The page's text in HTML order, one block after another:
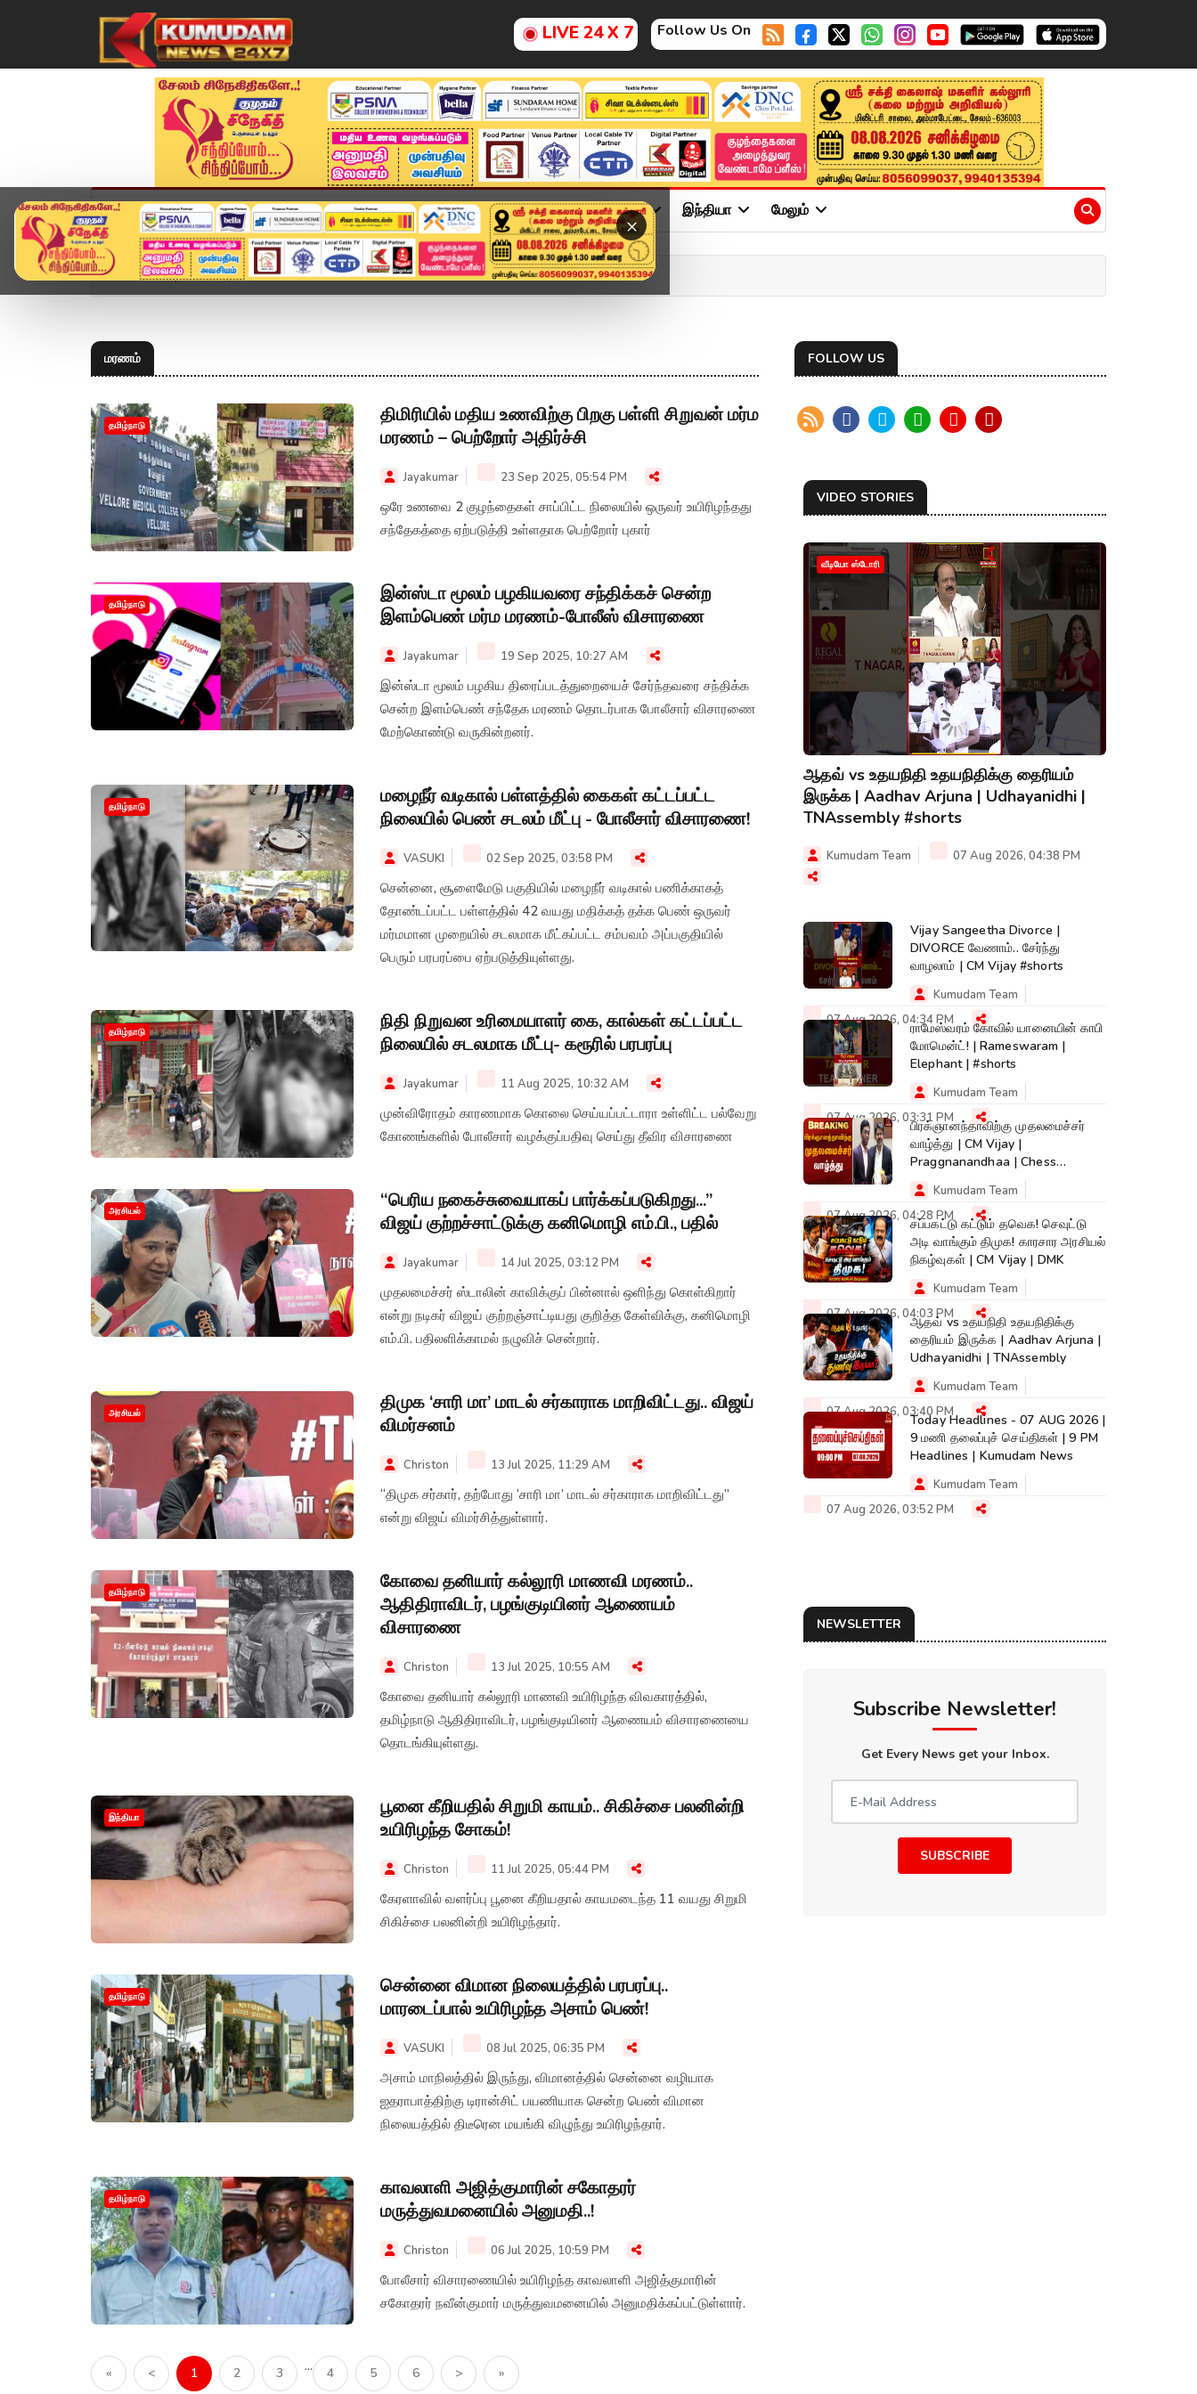
LIVE 24 X 7 Follow Us On
×
முகப்பு விளையாட்டு அண்மை தமிழ்நாடு சினிமா அரசியல் விளையாட்டு இந்தியா மேலும்
Home Topics மரணம்
மரணம்
தமிழ்நாடு
திமிரியில் மதிய உணவிற்கு பிறகு பள்ளி சிறுவன் மர்ம
மரணம் – பெற்றோர் அதிர்ச்சி
Jayakumar 23 Sep 2025, 05:54 PM
ஒரே உணவை 2 குழந்தைகள் சாப்பிட்ட நிலையில் ஒருவர் உயிரிழந்தது
சந்தேகத்தை ஏற்படுத்தி உள்ளதாக பெற்றோர் புகார்
தமிழ்நாடு
இன்ஸ்டா மூலம் பழகியவரை சந்திக்கச் சென்ற
இளம்பெண் மர்ம மரணம்-போலீஸ் விசாரணை
Jayakumar 19 Sep 2025, 10:27 AM
இன்ஸ்டா மூலம் பழகிய திரைப்படத்துறையைச் சேர்ந்தவரை சந்திக்க
சென்ற இளம்பெண் சந்தேக மரணம் தொடர்பாக போலீசார் விசாரணை
மேற்கொண்டு வருகின்றனர்.
தமிழ்நாடு
மழைநீர் வடிகால் பள்ளத்தில் கைகள் கட்டப்பட்ட
நிலையில் பெண் சடலம் மீட்பு - போலீசார் விசாரணை!
VASUKI 02 Sep 2025, 03:58 PM
சென்னை, சூளைமேடு பகுதியில் மழைநீர் வடிகால் பணிக்காகத்
தோண்டப்பட்ட பள்ளத்தில் 42 வயது மதிக்கத் தக்க பெண் ஒருவர்
மர்மமான முறையில் சடலமாக மீட்கப்பட்ட சம்பவம் அப்பகுதியில்
பெரும் பரபரப்பை ஏற்படுத்தியுள்ளது.
தமிழ்நாடு
நிதி நிறுவன உரிமையாளர் கை, கால்கள் கட்டப்பட்ட
நிலையில் சடலமாக மீட்பு- கரூரில் பரபரப்பு
Jayakumar 11 Aug 2025, 10:32 AM
முன்விரோதம் காரணமாக கொலை செய்யப்பட்டாரா உள்ளிட்ட பல்வேறு
கோணங்களில் போலீசார் வழக்குப்பதிவு செய்து தீவிர விசாரணை
அரசியல்
“பெரிய நகைச்சுவையாகப் பார்க்கப்படுகிறது...”
விஜய் குற்றச்சாட்டுக்கு கனிமொழி எம்.பி., பதில்
Jayakumar 14 Jul 2025, 03:12 PM
முதலமைச்சர் ஸ்டாலின் காவிக்குப் பின்னால் ஒளிந்து கொள்கிறார்
என்று நடிகர் விஜய் குற்றஞ்சாட்டியது குறித்த கேள்விக்கு, கனிமொழி
எம்.பி. பதிலளிக்காமல் நழுவிச் சென்றார்.
அரசியல்
திமுக ‘சாரி மா’ மாடல் சர்காராக மாறிவிட்டது.. விஜய்
விமர்சனம்
Christon 13 Jul 2025, 11:29 AM
“திமுக சர்கார், தற்போது ‘சாரி மா’ மாடல் சர்காராக மாறிவிட்டது”
என்று விஜய் விமர்சித்துள்ளார்.
தமிழ்நாடு
கோவை தனியார் கல்லூரி மாணவி மரணம்..
ஆதிதிராவிடர், பழங்குடியினர் ஆணையம்
விசாரணை
Christon 13 Jul 2025, 10:55 AM
கோவை தனியார் கல்லூரி மாணவி உயிரிழந்த விவகாரத்தில்,
தமிழ்நாடு ஆதிதிராவிடர், பழங்குடியினர் ஆணையம் விசாரணையை
தொடங்கியுள்ளது.
இந்தியா
பூனை கீறியதில் சிறுமி காயம்.. சிகிச்சை பலனின்றி
உயிரிழந்த சோகம்!
Christon 11 Jul 2025, 05:44 PM
கேரளாவில் வளர்ப்பு பூனை கீறியதால் காயமடைந்த 11 வயது சிறுமி
சிகிச்சை பலனின்றி உயிரிழந்தார்.
தமிழ்நாடு
சென்னை விமான நிலையத்தில் பரபரப்பு..
மாரடைப்பால் உயிரிழந்த அசாம் பெண்!
VASUKI 08 Jul 2025, 06:35 PM
அசாம் மாநிலத்தில் இருந்து, விமானத்தில் சென்னை வழியாக
ஐதராபாத்திற்கு டிரான்சிட் பயணியாக சென்ற பெண் விமான
நிலையத்தில் திடீரென மயங்கி விழுந்து உயிரிழந்தார்.
தமிழ்நாடு
காவலாளி அஜித்குமாரின் சகோதரர்
மருத்துவமனையில் அனுமதி..!
Christon 06 Jul 2025, 10:59 PM
போலீசார் விசாரணையில் உயிரிழந்த காவலாளி அஜித்குமாரின்
சகோதரர் நவீன்குமார் மருத்துவமனையில் அனுமதிக்கப்பட்டுள்ளார்.
« < 1 2 3 ... 4 5 6 > »
FOLLOW US
VIDEO STORIES
வீடியோ ஸ்டோரி
ஆதவ் vs உதயநிதி உதயநிதிக்கு தைரியம்
இருக்க | Aadhav Arjuna | Udhayanidhi |
TNAssembly #shorts
Kumudam Team 07 Aug 2026, 04:38 PM
Vijay Sangeetha Divorce |
DIVORCE வேணாம்.. சேர்ந்து
வாழலாம் | CM Vijay #shorts
Kumudam Team
07 Aug 2026, 04:34 PMராமேஸ்வரம் கோவில் யானையின் காபி
மோமென்ட்! | Rameswaram |
Elephant | #shorts
Kumudam Team
07 Aug 2026, 03:31 PMபிரக்ஞானந்தாவிற்கு முதலமைச்சர்
வாழ்த்து | CM Vijay |
Praggnanandhaa | Chess
Champion |KumudamNews
Kumudam Team
07 Aug 2026, 04:28 PMசப்பகட்டு கட்டும் தவெக! செவுட்டு
அடி வாங்கும் திமுக! காரசார அரசியல்
நிகழ்வுகள் | CM Vijay | DMK
Kumudam Team
07 Aug 2026, 04:03 PMஆதவ் vs உதயநிதி உதயநிதிக்கு
தைரியம் இருக்க | Aadhav Arjuna |
Udhayanidhi | TNAssembly
Kumudam Team
07 Aug 2026, 03:40 PMToday Headlines - 07 AUG 2026 |
9 மணி தலைப்புச் செய்திகள் | 9 PM
Headlines | Kumudam News
Kumudam Team
07 Aug 2026, 03:52 PM
NEWSLETTER
Subscribe Newsletter!
Get Every News get your Inbox.
SUBSCRIBE